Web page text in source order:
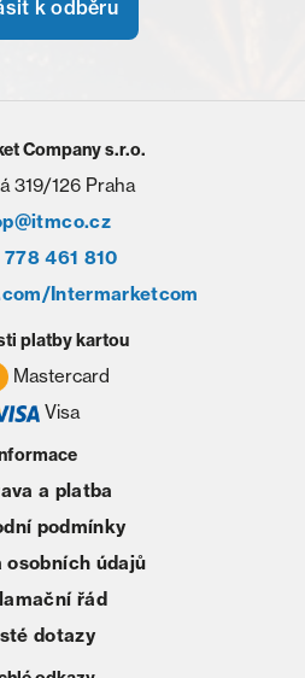
k odběru
Company s.r.o.
319/126 Praha
461 810
Intermarketcom
a platba
podmínky
osobních údajů
řád
dotazy
platby kartou
Mastercard
Visa